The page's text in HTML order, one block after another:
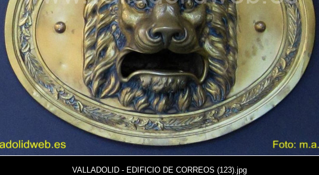
VALLADOLID - EDIFICIO DE CORREOS (123).jpg